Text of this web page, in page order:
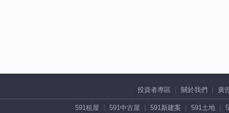
投資者專區 關於我們 廣
591租屋 591中古屋 591新建案 591土地